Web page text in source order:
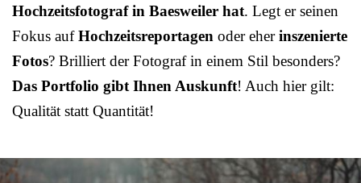
Hochzeitsfotograf in Baesweiler hat. Legt er seinen
Fokus aufHochzeitsreportagen oder eherinszenierte
Fotos? Brilliert der Fotograf in einem Stil besonders?
Das Portfolio gibt Ihnen Auskunft! Auch hier gilt:
Qualität statt Quantität!